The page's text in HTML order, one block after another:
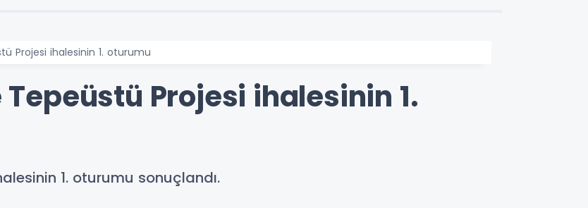
Projesi ihalesinin 1. oturumu
Projesi ihalesinin 1.
1. oturumu sonuçlandı.